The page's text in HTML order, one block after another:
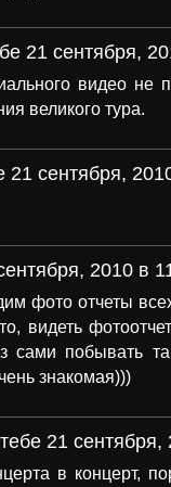
21 сентября,
видео не
великого тура.
21 сентября,
2010 в
фото отчеты
видеть
сами побывать
знакомая)))
21
в концерт,